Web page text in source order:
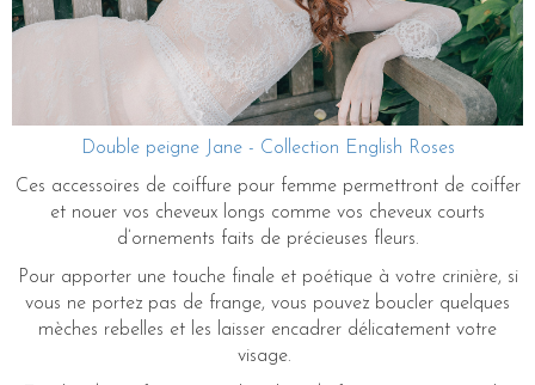
Double peigne Jane - Collection English Roses
Ces accessoires de coiffure pour femme permettront de coiffer
et nouer vos cheveux longs comme vos cheveux courts
d’ornements faits de précieuses fleurs.
Pour apporter une touche finale et poétique à votre crinière, si
vous ne portez pas de frange, vous pouvez boucler quelques
mèches rebelles et les laisser encadrer délicatement votre
visage.